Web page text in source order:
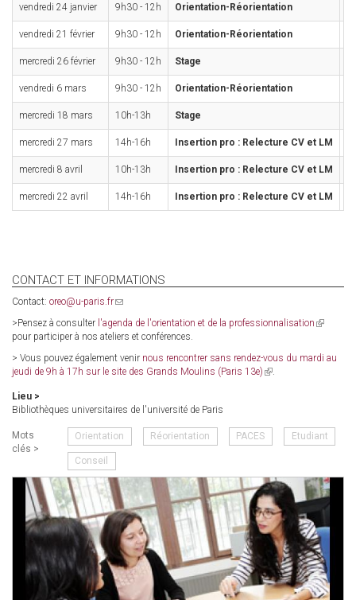
vendredi 24 janvier 9h30 - 12h Orientation-Réorientation
vendredi 21 février 9h30 - 12h Orientation-Réorientation
mercredi 26 février 9h30 - 12h Stage
vendredi 6 mars 9h30 - 12h Orientation-Réorientation
mercredi 18 mars 10h-13h Stage
mercredi 27 mars 14h-16h Insertion pro : Relecture CV et LM
mercredi 8 avril 10h-13h Insertion pro : Relecture CV et LM
mercredi 22 avril 14h-16h Insertion pro : Relecture CV et LM
CONTACT ET INFORMATIONS
Contact: oreo@u-paris.fr(link
e-
mail)
>Pensez à consulter l'agenda de l'orientation et de la professionnalisation (link
pour participer à nos ateliers et conférences.
> Vous pouvez également venir nous rencontrer sans rendez-vous du mardi au
jeudi de 9h à 17h sur le site des Grands Moulins (Paris 13e) (link
.
Lieu >
Bibliothèques universitaires de l'université de Paris
Mots
clés >
Orientation Réorientation PACES Etudiant
Conseil